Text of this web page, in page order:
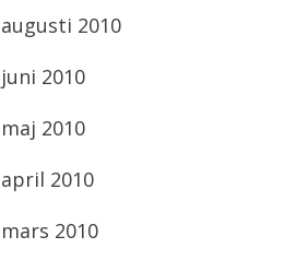
augusti 2010
juni 2010
maj 2010
april 2010
mars 2010